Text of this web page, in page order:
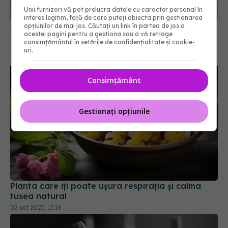
Leguminoasa banală care are mai multă proteină
decât un ou și scade colesterolul fără efort
05 iul 2025, 19:00
Planta care îți poate ușura respirația și calma
tusea natural
02 oct 2025, 13:18
Unii furnizori vă pot prelucra datele cu caracter personal în
interes legitim, față de care puteți obiecta prin gestionarea
opțiunilor de mai jos. Căutați un link în partea de jos a
acestei pagini pentru a gestiona sau a vă retrage
consimțământul în setările de confidențialitate și cookie-
uri.
Consimțământ
Gestionați opțiunile